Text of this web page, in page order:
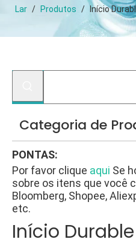
Lar / Produtos / Início
Categoria de
PONTAS:
Por favor clique aqui Se
sobre os itens que você
Bloomberg, Shopee,
etc.
Início